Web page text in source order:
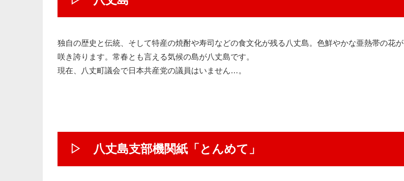
独自の歴史と伝統、そして特産の焼酎や寿司などの食文化が残る八丈島。色鮮やかな亜熱帯の花が
咲き誇ります。常春とも言える気候の島が八丈島です。
現在、八丈町議会で日本共産党の議員はいません…。
▷ 八丈島支部機関紙「とんめて」